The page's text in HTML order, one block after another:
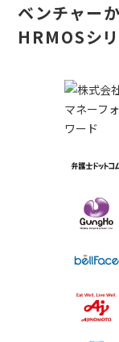
ベンチャー
HRMOSシ